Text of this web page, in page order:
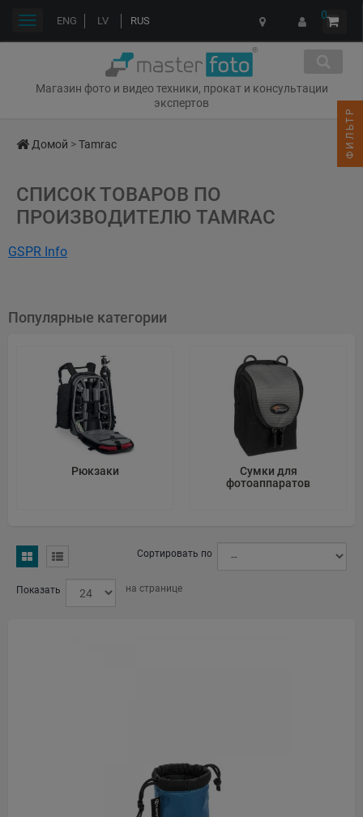
ENG LV RUS 0
Магазин фото и видео техники, прокат и консультации
экспертов
Переключить
Домой >Tamrac
СПИСОК ТОВАРОВ ПО
ПРОИЗВОДИТЕЛЮ TAMRAC
GSPR Info
Delaware, 19810, United States
CheckedAt: 2026-04-01
Name: UAB "MAE Technology"
Address: Mokyklos g., Kauno r., Kaunas, 53211, Lithuania
Email: mae@mae.lt
CheckedAt: 2026-03-24
Популярные категории
Рюкзаки
Сумки для
фотоаппаратов
Сортировать по
Показать на странице
ФИЛЬТР